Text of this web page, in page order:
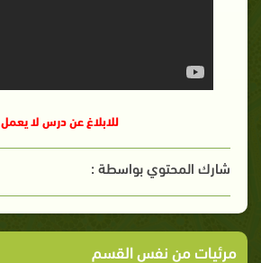
للابلاغ عن درس لا يعمل
شارك المحتوي بواسطة :
مرئيات من نفس القسم